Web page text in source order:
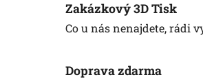
Zakázkový 3D Tisk
Co u nás nenajdete, rádi
Doprava zdarma